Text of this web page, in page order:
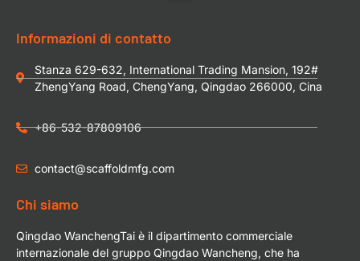
Informazioni di contatto
Stanza 629-632, International Trading Mansion, 192#
ZhengYang Road, ChengYang, Qingdao 266000, Cina
+86-532-87809106
contact@scaffoldmfg.com
Chi siamo
Qingdao WanchengTai è il dipartimento commerciale
internazionale del gruppo Qingdao Wancheng, che ha